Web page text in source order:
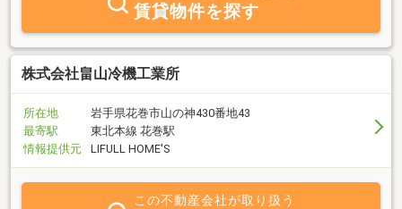
賃貸物件を探す
株式会社畠山冷機工業所
所在地
岩手県花巻市山の神430番地43
最寄駅
東北本線 花巻駅
情報提供元
LIFULL HOME'S
この不動産会社が取り扱う